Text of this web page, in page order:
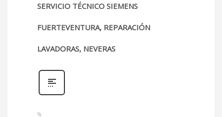
SERVICIO TÉCNICO SIEMENS
FUERTEVENTURA, REPARACIÓN
LAVADORAS, NEVERAS